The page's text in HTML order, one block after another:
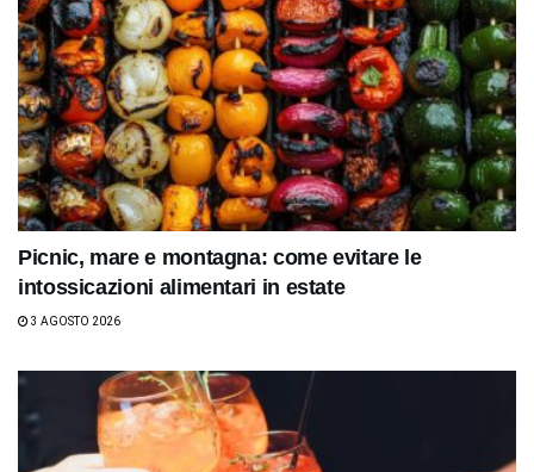
Picnic, mare e montagna: come evitare le
intossicazioni alimentari in estate
3 AGOSTO 2026